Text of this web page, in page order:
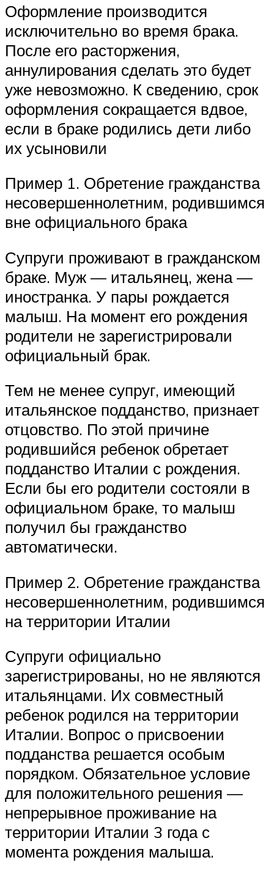
Оформление производится
исключительно во время брака.
После его расторжения,
аннулирования сделать это будет
уже невозможно. К сведению, срок
оформления сокращается вдвое,
если в браке родились дети либо
их усыновили
Пример 1. Обретение гражданства
несовершеннолетним, родившимся
вне официального брака
Супруги проживают в гражданском
браке. Муж — итальянец, жена —
иностранка. У пары рождается
малыш. На момент его рождения
родители не зарегистрировали
официальный брак.
Тем не менее супруг, имеющий
итальянское подданство, признает
отцовство. По этой причине
родившийся ребенок обретает
подданство Италии с рождения.
Если бы его родители состояли в
официальном браке, то малыш
получил бы гражданство
автоматически.
Пример 2. Обретение гражданства
несовершеннолетним, родившимся
на территории Италии
Супруги официально
зарегистрированы, но не являются
итальянцами. Их совместный
ребенок родился на территории
Италии. Вопрос о присвоении
подданства решается особым
порядком. Обязательное условие
для положительного решения —
непрерывное проживание на
территории Италии 3 года с
момента рождения малыша.